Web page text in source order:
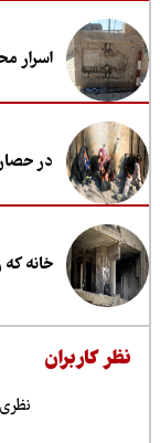
اسرار
در حصار انگِ
خانه که
کاربران
نظری